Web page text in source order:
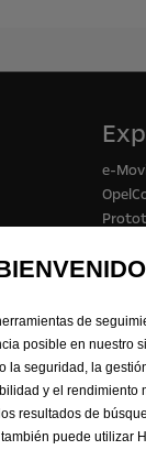
e-
de
posible en nuestro
la seguridad, la
y el rendimiento
resultados de
puede utilizar